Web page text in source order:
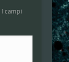
I campi